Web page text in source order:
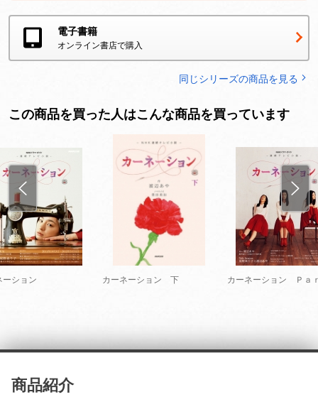
電子書籍
オンライン書店で購入
同じシリーズの商品を見る
この商品を買った人はこんな商品を買っています
ーション カーネーション 下 カーネーション Ｐａ
商品紹介